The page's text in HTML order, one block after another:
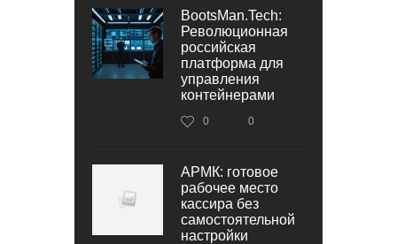
BootsMan.Tech:
Революционная
российская
платформа для
управления
контейнерами
0 0
АРМК: готовое
рабочее место
кассира без
самостоятельной
настройки